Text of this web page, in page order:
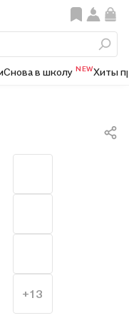
Снова в школу NEWХиты
+13